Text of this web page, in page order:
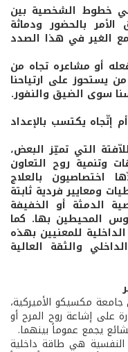
خطوط الشخصية بين
بالحضور ودماثة
مع الغير في هذا الصدد
أو مشاعره تجاه من
يستحوز على ارتياحنا
سوى الضيق والنفور.
يكتسب بالإعداد
التي تميّز البعض،
وتنمية روح التعاون
اختصاصيون بالعلاج
ومعايير فردية ثابتة
الدمثة أو الخفيفة
المحيطين بها. كما
للمعنيين بهذه
والثقة العالية
مكسيكو الأميركية،
على إشاعة روح المرح أو
يجمع عموماً بينهما.
النفسية هي طاقة داخلية